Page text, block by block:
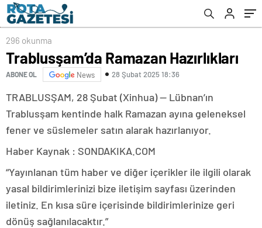
296 okunma
Trablusşam’da Ramazan Hazırlıkları
ABONE OL News 28 Şubat 2025 18:36
TRABLUSŞAM, 28 Şubat (Xinhua) — Lübnan’ın
Trablusşam kentinde halk Ramazan ayına geleneksel
fener ve süslemeler satın alarak hazırlanıyor.
Haber Kaynak : SONDAKIKA.COM
“Yayınlanan tüm haber ve diğer içerikler ile ilgili olarak
yasal bildirimlerinizi bize iletişim sayfası üzerinden
iletiniz. En kısa süre içerisinde bildirimlerinize geri
dönüş sağlanılacaktır.”